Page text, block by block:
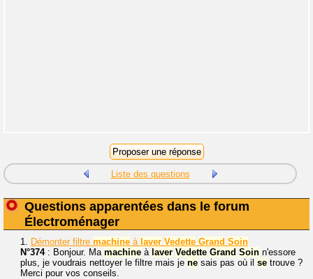
Liste des questions
Questions apparentées dans le forum
Électroménager
1. Démonter filtre machine à laver Vedette Grand Soin
N°374: Bonjour. Ma machine à laver Vedette Grand Soin n'essore
plus, je voudrais nettoyer le filtre mais je ne sais pas où il se trouve ?
Merci pour vos conseils.